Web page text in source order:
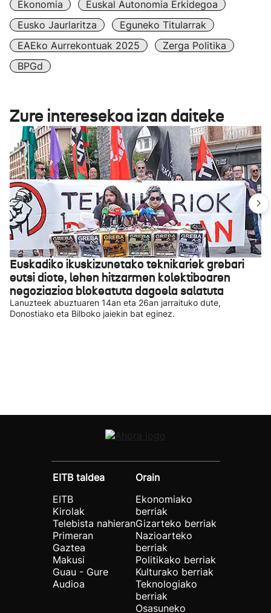
Ekonomia
Euskal Autonomia Erkidegoa
Eusko Jaurlaritza
Eguneko Titularrak
EAEko Aurrekontuak 2025
Zerga Politika
BPGd
Zure interesekoa izan daiteke
Euskadiko ikuskizunetako teknikariek grebari
eutsi diote, lehen hitzarmen kolektiboaren
negoziazioa blokeatuta dagoela salatuta
Lanuzteek abuztuaren 14an eta 26an jarraituko dute,
Donostiako eta Bilboko jaiekin bat eginez.
EITB taldea
EITB
Kirolak
Telebista nahieran
Primeran
Gaztea
Makusi
Guau - Gure
Audioa
Orain
Ekonomiako
berriak
Gizarteko berriak
Nazioarteko
berriak
Politikako berriak
Kulturako berriak
Teknologiako
berriak
Osasuneko